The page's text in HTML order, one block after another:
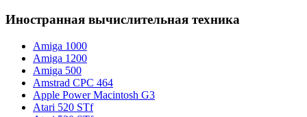
Иностранная вычислительная техника
Amiga 1000
Amiga 1200
Amiga 500
Amstrad CPC 464
Apple Power Macintosh G3
Atari 520 STf